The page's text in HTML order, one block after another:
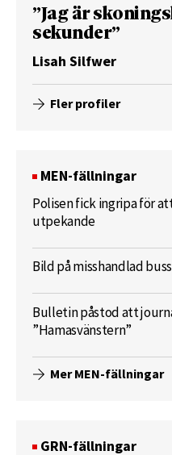
”Jag är
sekunder”
Lisah Silfwer
Fler profiler
MEN-fällningar
Polisen fick ingripa för
utpekande
Bild på misshandlad
Bulletin påstod att
”Hamasvänstern”
Mer MEN-fällningar
GRN-fällningar